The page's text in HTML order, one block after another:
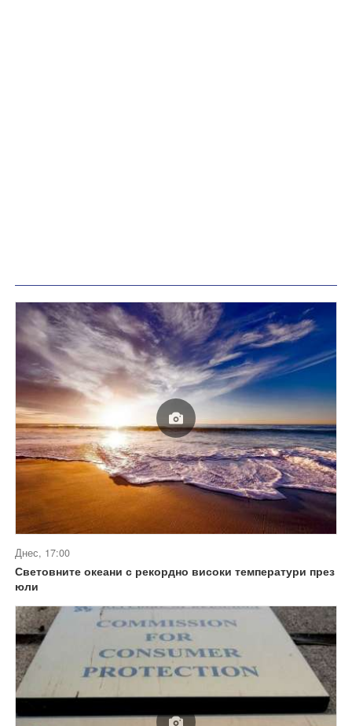
Днес, 17:00
Световните океани с рекордно високи температури през
юли